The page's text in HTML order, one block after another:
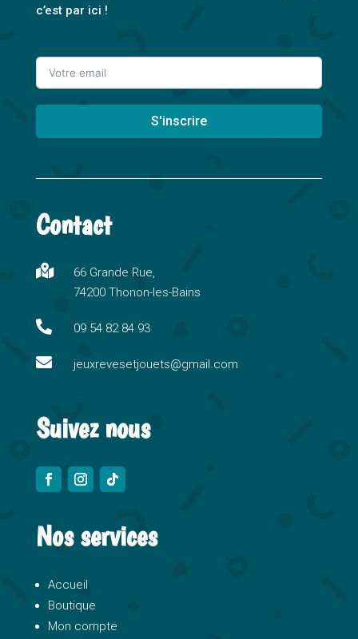
c’est par ici !
S'inscrire
l
e
n
a
i
e
Contact

66 Grande Rue,
74200 Thonon-les-Bains
 09 54 82 84 93
 jeuxrevesetjouets@gmail.com
Suivez nous
Nos services
Accueil
Boutique
Mon compte